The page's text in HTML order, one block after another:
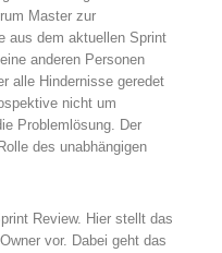
Master zur
aus dem aktuellen Sprint
anderen Personen
alle Hindernisse geredet
nicht um
Problemlösung. Der
des unabhängigen
Review. Hier stellt das
vor. Dabei geht das